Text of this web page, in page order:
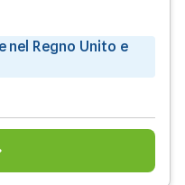
nel Regno Unito e